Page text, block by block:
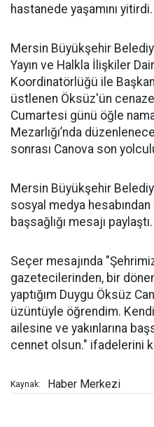
hastanede yaşamını yitirdi.
Mersin Büyükşehir
Yayın ve Halkla İlişkiler
Koordinatörlüğü ile
üstlenen Öksüz'ün
Cumartesi günü öğle
Mezarlığı’nda
sonrası Canova son
Mersin Büyükşehir
sosyal medya
başsağlığı mesajı paylaştı.
Seçer mesajında
gazetecilerinden, bir
yaptığım Duygu Öksüz
üzüntüyle öğrendim.
ailesine ve yakınlarına
cennet olsun." ifadelerini
Kaynak: Haber Merkezi